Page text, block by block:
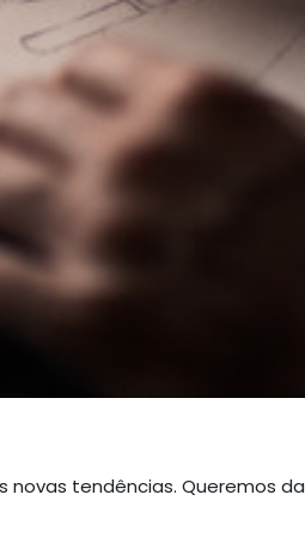
tendências. Queremos